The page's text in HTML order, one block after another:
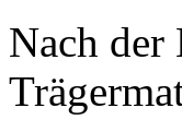
Nach der